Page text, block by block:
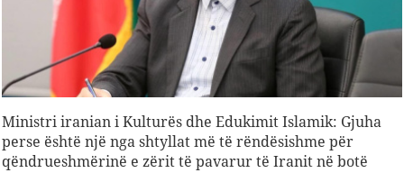
Ministri iranian i Kulturës dhe Edukimit Islamik: Gjuha
perse është një nga shtyllat më të rëndësishme për
qëndrueshmërinë e zërit të pavarur të Iranit në botë